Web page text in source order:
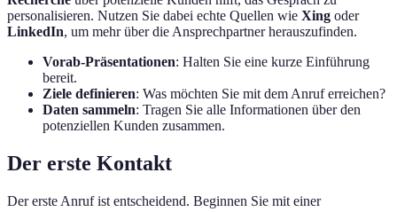
personalisieren. Nutzen Sie dabei echte Quellen wie Xing oder
LinkedIn, um mehr über die Ansprechpartner herauszufinden.
Vorab-Präsentationen: Halten Sie eine kurze Einführung
bereit.
Ziele definieren: Was möchten Sie mit dem Anruf erreichen?
Daten sammeln: Tragen Sie alle Informationen über den
potenziellen Kunden zusammen.
Der erste Kontakt
Der erste Anruf ist entscheidend. Beginnen Sie mit einer